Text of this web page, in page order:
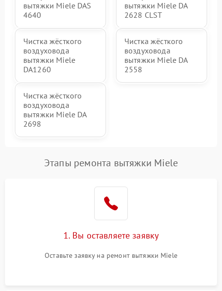
вытяжки Miele DAS
4640
вытяжки Miele DA
2628 CLST
Чистка жёсткого
воздуховода
вытяжки Miele
DA1260
Чистка жёсткого
воздуховода
вытяжки Miele DA
2558
Чистка жёсткого
воздуховода
вытяжки Miele DA
2698
Этапы ремонта вытяжки Miele
1. Вы оставляете заявку
Оставьте заявку на ремонт вытяжки Miele